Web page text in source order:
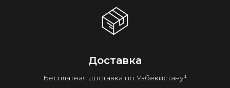
Доставка
Бесплатная доставка по Узбекистану¹